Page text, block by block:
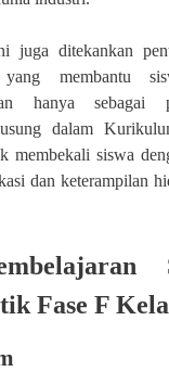
juga ditekankan
membantu
hanya sebagai
dalam
membekali siswa
dan keterampilan
Fase F